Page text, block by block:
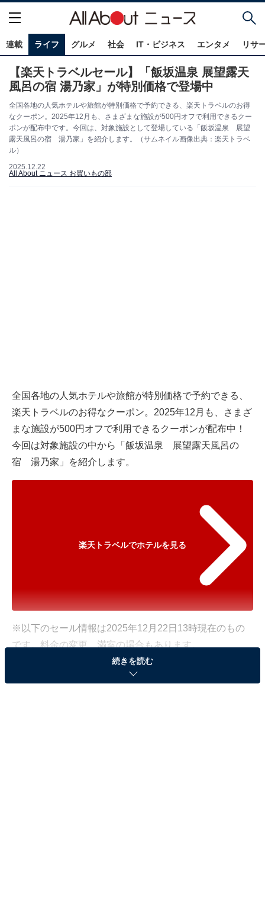
連載 ライフ グルメ 社会 IT・ビジネス エンタメ リサ
【楽天トラベルセール】「飯坂温泉 展望露天
風呂の宿 湯乃家」が特別価格で登場中
全国各地の人気ホテルや旅館が特別価格で予約できる、楽天トラベルのお得
なクーポン。2025年12月も、さまざまな施設が500円オフで利用できるクー
ポンが配布中です。今回は、対象施設として登場している「飯坂温泉 展望
露天風呂の宿 湯乃家」を紹介します。（サムネイル画像出典：楽天トラベ
ル）
2025.12.22
All About ニュース お買いもの部
全国各地の人気ホテルや旅館が特別価格で予約できる、
楽天トラベルのお得なクーポン。2025年12月も、さまざ
まな施設が500円オフで利用できるクーポンが配布中！
今回は対象施設の中から「飯坂温泉 展望露天風呂の
宿 湯乃家」を紹介します。
楽天トラベルでホテルを見る
※以下のセール情報は2025年12月22日13時現在のもの
です。料金の変更、満室の場合もあります。
※本記事で紹介している商品の購入やサービスの利用により、売上の一部が
オールアバウトに還元されることがあります。
続きを読む